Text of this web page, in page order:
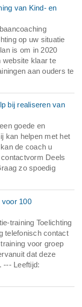
van Kind- en
op uw situatie
is om in 2020
website klaar te
aan ouders te
bij realiseren van
goede en
kan helpen met het
de coach u
Deels
zo spoedig
100
training Toelichting
telefonisch contact
voor groep
dat deze
--- Leeftijd: